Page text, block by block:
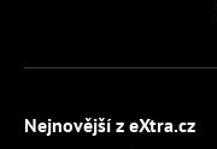
Nejnovější z eXtra.cz